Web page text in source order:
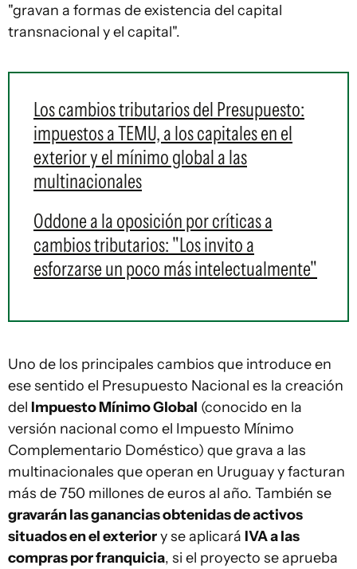
"gravan a formas de existencia del capital
transnacional y el capital".
Los cambios tributarios del Presupuesto:
impuestos a TEMU, a los capitales en el
exterior y el mínimo global a las
multinacionales
Oddone a la oposición por críticas a
cambios tributarios: "Los invito a
esforzarse un poco más intelectualmente"
Uno de los principales cambios que introduce en
ese sentido el Presupuesto Nacional es la creación
del Impuesto Mínimo Global (conocido en la
versión nacional como el Impuesto Mínimo
Complementario Doméstico) que grava a las
multinacionales que operan en Uruguay y facturan
más de 750 millones de euros al año. También se
gravarán las ganancias obtenidas de activos
situados en el exteriory se aplicará IVA a las
compras por franquicia, si el proyecto se aprueba